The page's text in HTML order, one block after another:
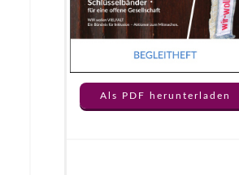
Als PDF herunterladen